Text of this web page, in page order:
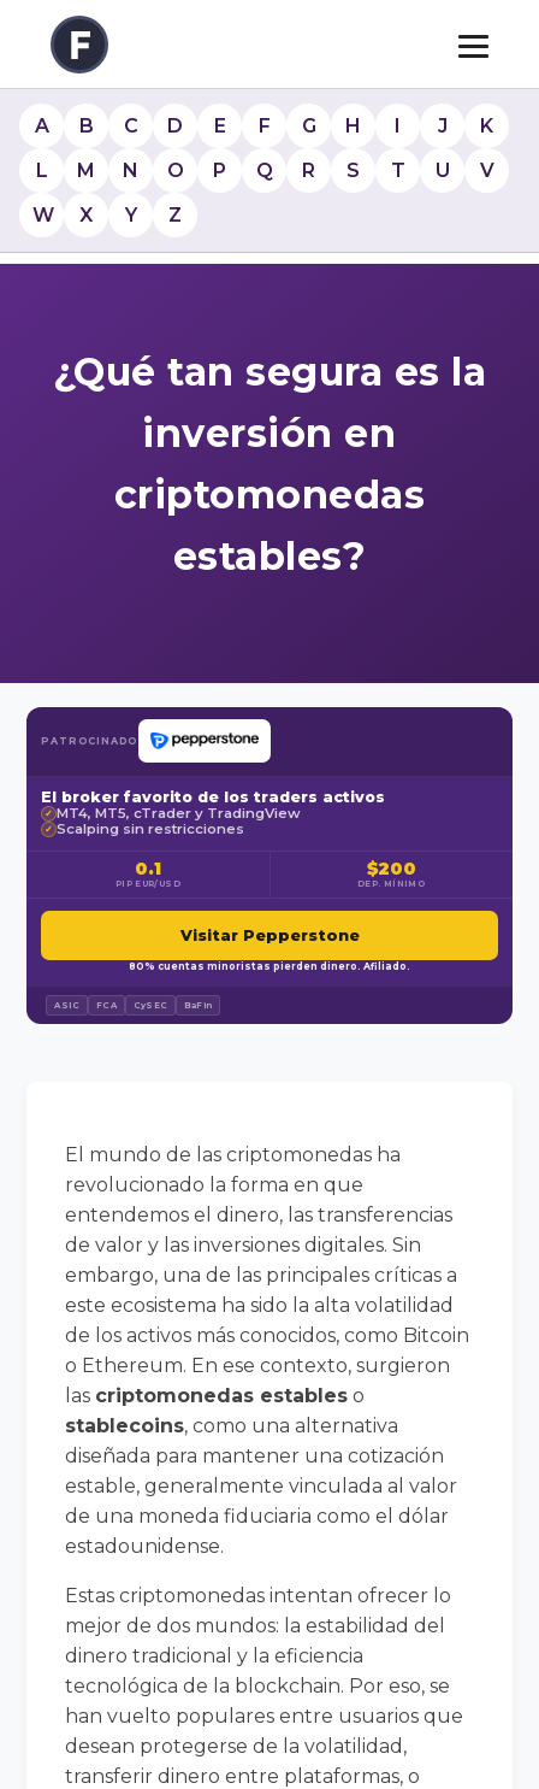
A B C D E F G H I J
K
L
M N O P Q R S T U
V
W
X Y Z
¿Qué tan segura es la
inversión en
criptomonedas
estables?
PATROCINADO
El broker favorito de los traders activos
✓ MT4, MT5, cTrader y TradingView
✓ Scalping sin restricciones
0.1
PIP EUR/USD
$200
DEP. MÍNIMO
Visitar Pepperstone
80% cuentas minoristas pierden dinero. Afiliado.
ASIC FCA CySEC BaFin
El mundo de las criptomonedas ha
revolucionado la forma en que
entendemos el dinero, las transferencias
de valor y las inversiones digitales. Sin
embargo, una de las principales críticas a
este ecosistema ha sido la alta volatilidad
de los activos más conocidos, como Bitcoin
o Ethereum. En ese contexto, surgieron
las criptomonedas estables o
stablecoins, como una alternativa
diseñada para mantener una cotización
estable, generalmente vinculada al valor
de una moneda fiduciaria como el dólar
estadounidense.
Estas criptomonedas intentan ofrecer lo
mejor de dos mundos: la estabilidad del
dinero tradicional y la eficiencia
tecnológica de la blockchain. Por eso, se
han vuelto populares entre usuarios que
desean protegerse de la volatilidad,
transferir dinero entre plataformas, o